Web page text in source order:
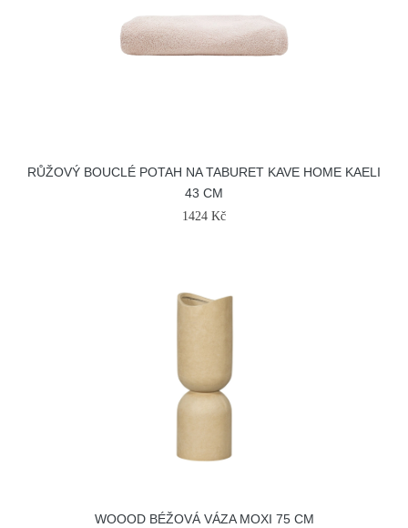
RŮŽOVÝ BOUCLÉ POTAH NA TABURET KAVE HOME KAELI
43 CM
1424 Kč
WOOOD BÉŽOVÁ VÁZA MOXI 75 CM